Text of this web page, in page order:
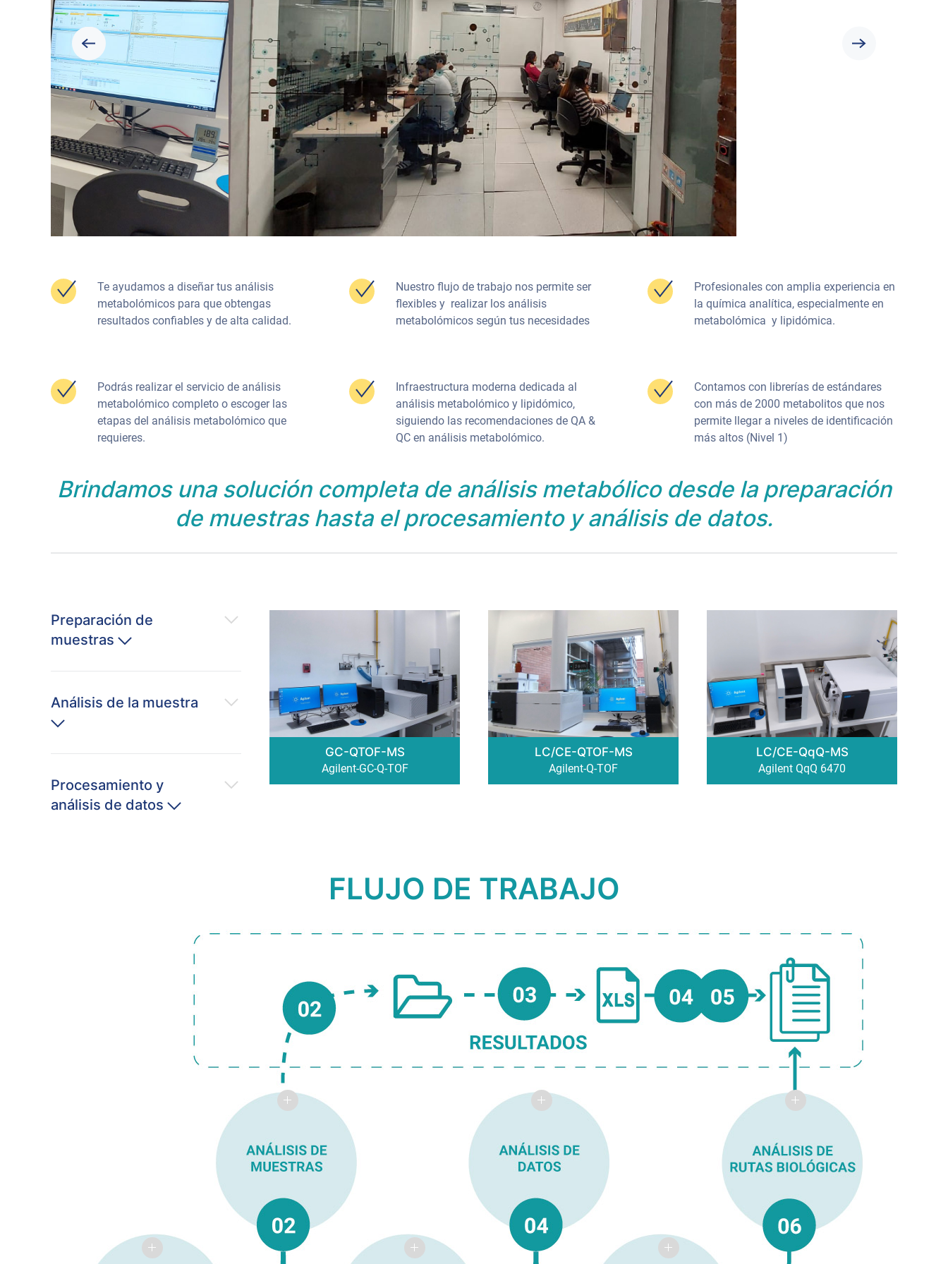
Te ayudamos a diseñar tus análisis
metabolómicos para que obtengas
resultados confiables y de alta calidad.
Nuestro flujo de trabajo nos permite ser
flexibles y realizar los análisis
metabolómicos según tus necesidades
Profesionales con amplia experiencia en
la química analítica, especialmente en
metabolómica y lipidómica.
Podrás realizar el servicio de análisis
metabolómico completo o escoger las
etapas del análisis metabolómico que
requieres.
Infraestructura moderna dedicada al
análisis metabolómico y lipidómico,
siguiendo las recomendaciones de QA &
QC en análisis metabolómico.
Contamos con librerías de estándares
con más de 2000 metabolitos que nos
permite llegar a niveles de identificación
más altos (Nivel 1)
Brindamos una solución completa de análisis metabólico desde la preparación
de muestras hasta el procesamiento y análisis de datos.
Preparación de
muestras
Análisis de la muestra
Procesamiento y
análisis de datos
GC-QTOF-MS
Agilent-GC-Q-TOF
LC/CE-QTOF-MS
Agilent-Q-TOF
LC/CE-QqQ-MS
Agilent QqQ 6470
FLUJO DE TRABAJO